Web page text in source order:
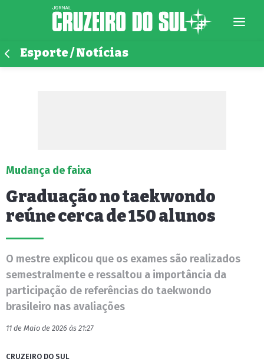
Esporte / Notícias
Mudança de faixa
Graduação no taekwondo
reúne cerca de 150 alunos
O mestre explicou que os exames são realizados
semestralmente e ressaltou a importância da
participação de referências do taekwondo
brasileiro nas avaliações
11 de Maio de 2026 às 21:27
CRUZEIRO DO SUL